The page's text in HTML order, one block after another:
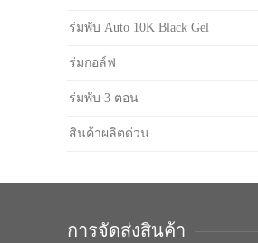
ร่มพับ Auto 10K Black Gel
ร่มกอล์ฟ
ร่มพับ 3 ตอน
สินค้าผลิตด่วน
การจัดส่งสินค้า